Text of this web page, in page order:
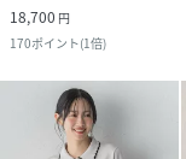
18,700 円
170ポイント(1倍)